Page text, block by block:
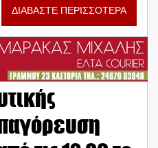
ΔΙΑΒΑΣΤΕ ΠΕΡΙΣΣΟΤΕΡΑ